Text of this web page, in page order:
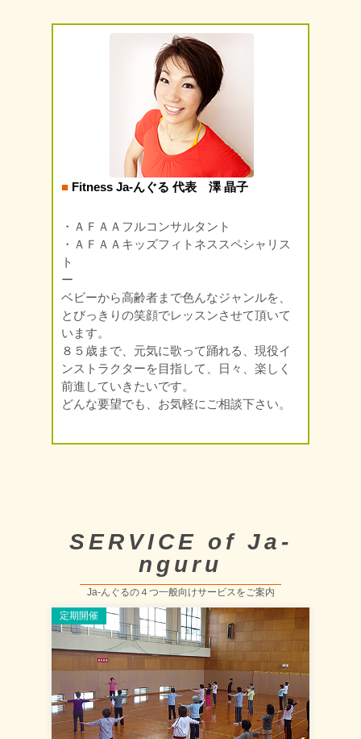
■ Fitness Ja-んぐる 代表 澤 晶子
・ＡＦＡＡフルコンサルタント
・ＡＦＡＡキッズフィトネススペシャリス
ト
ー
ベビーから高齢者まで色んなジャンルを、
とびっきりの笑顔でレッスンさせて頂いて
います。
８５歳まで、元気に歌って踊れる、現役イ
ンストラクターを目指して、日々、楽しく
前進していきたいです。
どんな要望でも、お気軽にご相談下さい。
SERVICE of Ja-
nguru
Ja-んぐるの４つ一般向けサービスをご案内
定期開催